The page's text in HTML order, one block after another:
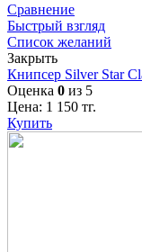
Сравнение
Быстрый взгляд
Список желаний
Закрыть
Книпсер Silver Star
Оценка 0 из 5
Цена: 1 150 тг.
Купить